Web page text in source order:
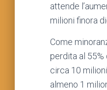
attende
milioni finora
Come
perdita al 55%
circa 10
almeno 1